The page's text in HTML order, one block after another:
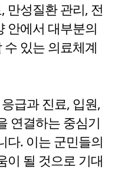
만성질환 관리, 전
안에서 대부분의
있는 의료체계
급과 진료, 입원,
연결하는 중심기
다. 이는 군민들의
이 될 것으로 기대